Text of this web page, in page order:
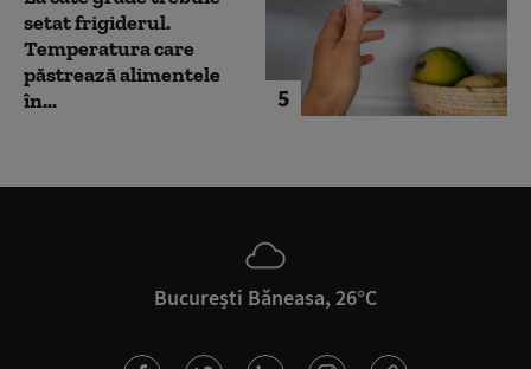
5
setat frigiderul.
Temperatura care
păstrează alimentele
în...
București Băneasa, 26°C